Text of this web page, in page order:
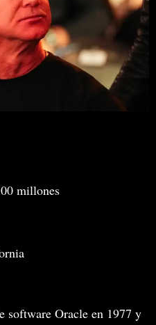
millones
software Oracle en 1977 y